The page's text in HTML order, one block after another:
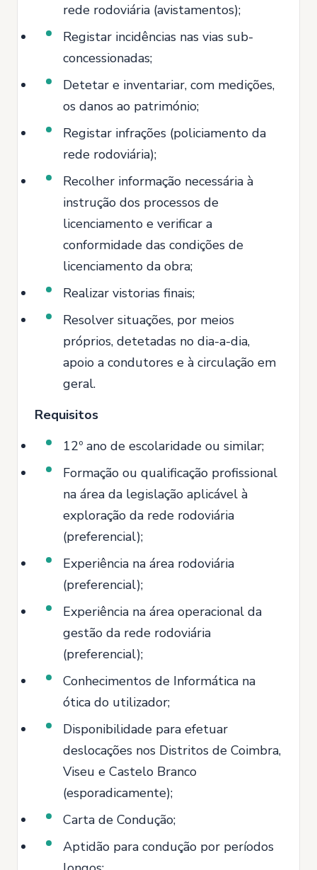
rede rodoviária (avistamentos);
Registar incidências nas vias sub-
concessionadas;
Detetar e inventariar, com medições,
os danos ao património;
Registar infrações (policiamento da
rede rodoviária);
Recolher informação necessária à
instrução dos processos de
licenciamento e verificar a
conformidade das condições de
licenciamento da obra;
Realizar vistorias finais;
Resolver situações, por meios
próprios, detetadas no dia-a-dia,
apoio a condutores e à circulação em
geral.
Requisitos
12º ano de escolaridade ou similar;
Formação ou qualificação profissional
na área da legislação aplicável à
exploração da rede rodoviária
(preferencial);
Experiência na área rodoviária
(preferencial);
Experiência na área operacional da
gestão da rede rodoviária
(preferencial);
Conhecimentos de Informática na
ótica do utilizador;
Disponibilidade para efetuar
deslocações nos Distritos de Coimbra,
Viseu e Castelo Branco
(esporadicamente);
Carta de Condução;
Aptidão para condução por períodos